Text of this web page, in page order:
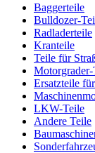
Baggerteile
Bulldozer-
Radladerteile
Kranteile
Teile für
Motorgrader-
Ersatzteile
LKW-Teile
Andere Teile